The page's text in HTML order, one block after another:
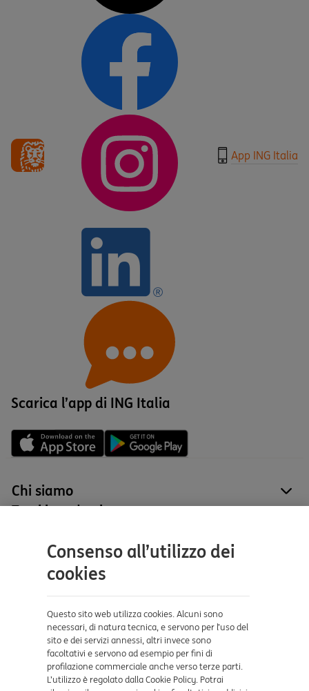
App ING Italia
Scarica l’app di ING Italia
Chi siamo
Tutti i prodotti
Aiuto e supporto
Dove ci trovi
Certificazioni
Consenso all’utilizzo dei
cookies
Questo sito web utilizza cookies. Alcuni sono
necessari, di natura tecnica, e servono per l’uso del
sito e dei servizi annessi, altri invece sono
facoltativi e servono ad esempio per fini di
profilazione commerciale anche verso terze parti.
L’utilizzo è regolato dalla Cookie Policy. Potrai